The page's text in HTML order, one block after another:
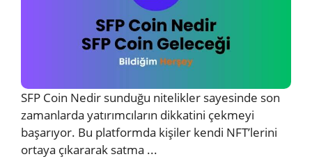
SFP Coin Nedir sunduğu nitelikler sayesinde son
zamanlarda yatırımcıların dikkatini çekmeyi
başarıyor. Bu platformda kişiler kendi NFT’lerini
ortaya çıkararak satma ...